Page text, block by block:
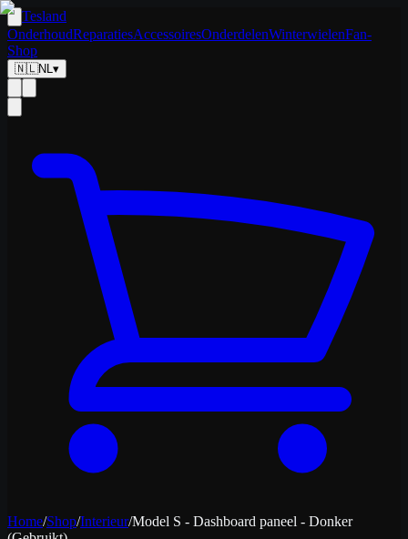
Tesland
OnderhoudReparatiesAccessoiresOnderdelenWinterwielenFan-
Shop
🇳🇱NL▾
Home/Shop/Interieur/Model S - Dashboard paneel - Donker